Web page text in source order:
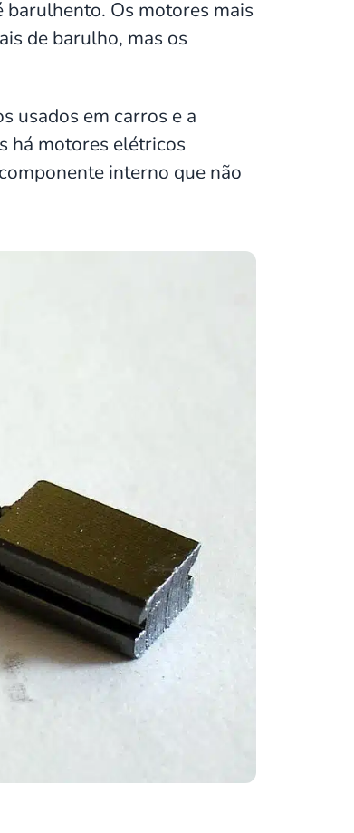
Os motores mais
de barulho, mas os
usados em carros e a
há motores elétricos
interno que não